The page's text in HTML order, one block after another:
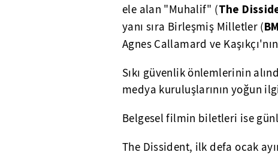
ele alan "Muhalif" (The
yanı sıra Birleşmiş Milletler (BM
Agnes Callamard ve
Sıkı güvenlik önlemlerinin
medya kuruluşlarının yoğun
Belgesel filmin biletleri ise
The Dissident, ilk defa ocak